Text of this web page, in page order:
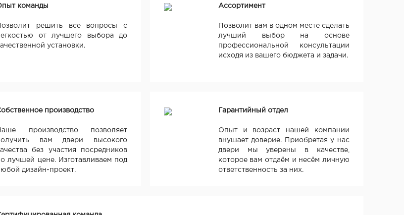
команды
решить все вопросы с
от лучшего выбора до
установки.
Ассортимент
Позволит вам в одном месте сделать
лучший выбор на основе
профессиональной консультации
исходя из вашего бюджета и задачи.
производство
производство позволяет
вам двери высокого
без участия посредников
лучшей цене. Изготавливаем под
дизайн-проект.
Гарантийный отдел
Опыт и возраст нашей компании
внушает доверие. Приобретая у нас
двери мы уверены в качестве,
которое вам отдаём и несём личную
ответственность за них.